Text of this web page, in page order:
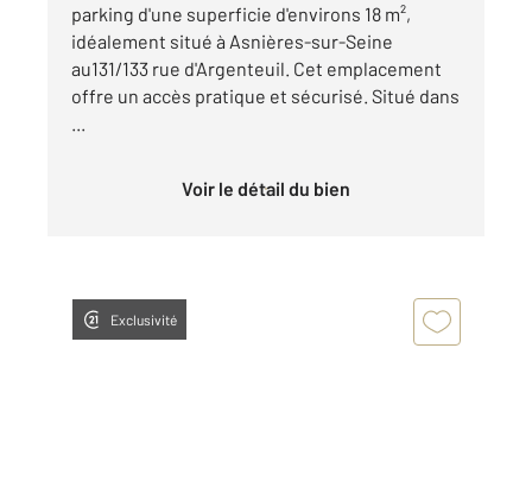
parking d'une superficie d'environs 18 m²,
idéalement situé à Asnières-sur-Seine
au131/133 rue d'Argenteuil. Cet emplacement
offre un accès pratique et sécurisé. Situé dans
...
Voir le détail du bien
Exclusivité